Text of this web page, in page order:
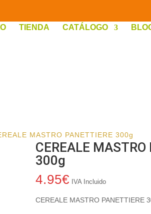
TIENDA CATÁLOGO
MASTRO PANETTIERE 300g
CEREALE MASTRO
300g
4.95€ IVA Incluido
CEREALE MASTRO PANETTIERE